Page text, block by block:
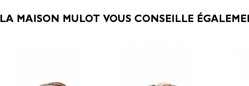
LA MAISON MULOT VOUS CONSEILLE